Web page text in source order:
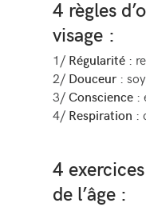
4 règles
visage :
1/ Régularité:
2/ Douceur:
3/ Conscience:
4/ Respiration :
4
de l’âge :